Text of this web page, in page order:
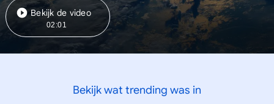
Bekijk de video
02:01
Bekijk wat trending was in